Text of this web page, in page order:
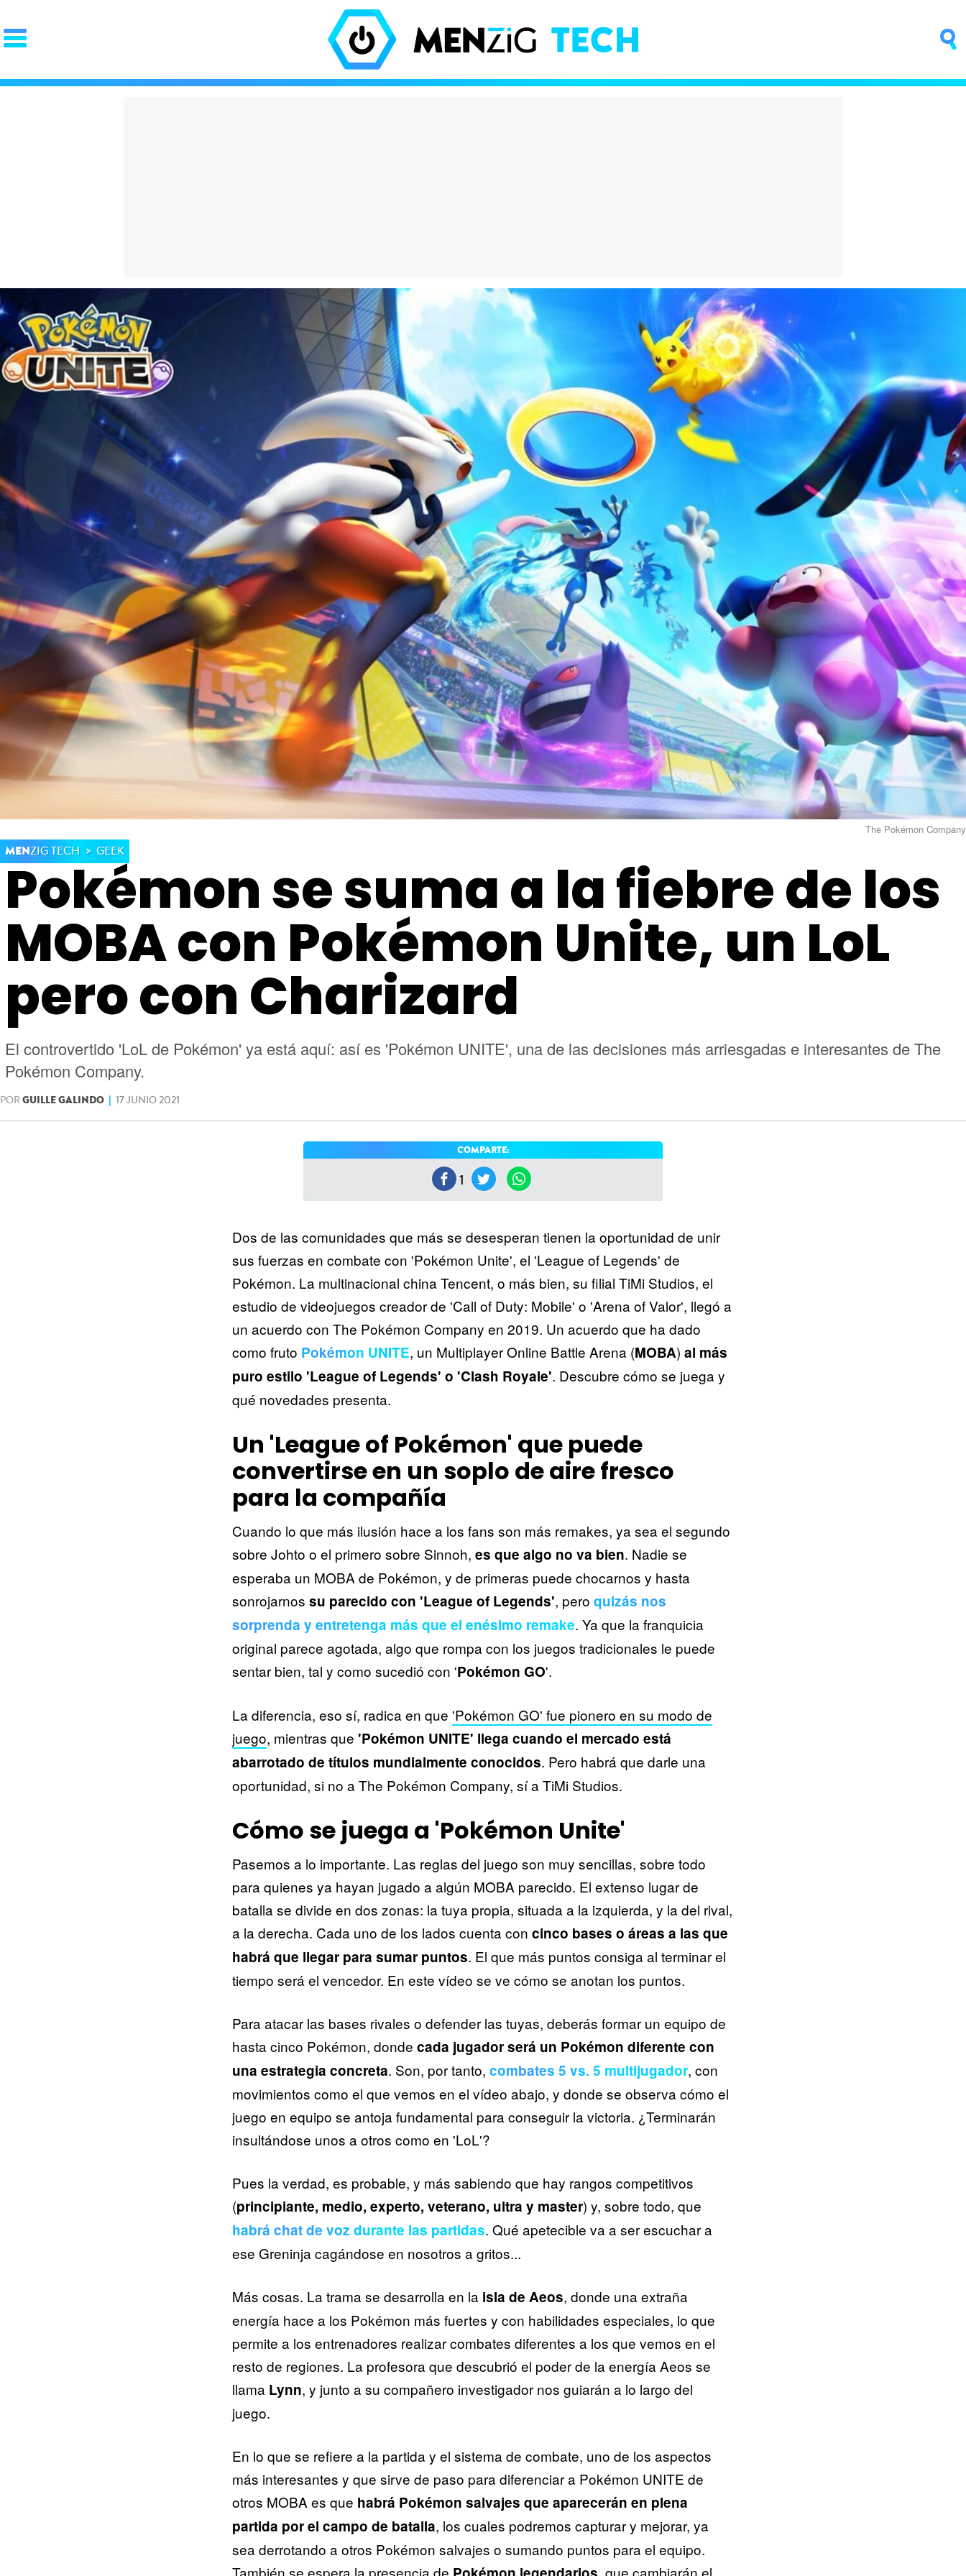
SALUD DIETAS
CROSSFIT
ENTRENAMIENTO
LESIONES
TECH
MÓVILES FOTO
NEGOCIOS
CIENCIA
HARDWARE GEEK
The Pokémon Company
MENZIG TECH GEEK
Pokémon se suma a la fiebre de los
MOBA con Pokémon Unite, un LoL
pero con Charizard
El controvertido 'LoL de Pokémon' ya está aquí: así es 'Pokémon UNITE', una de las decisiones más arriesgadas e interesantes de The
Pokémon Company.
POR GUILLE GALINDO | 17 JUNIO 2021
COMPARTE:
1
Dos de las comunidades que más se desesperan tienen la oportunidad de unir
sus fuerzas en combate con 'Pokémon Unite', el 'League of Legends' de
Pokémon. La multinacional china Tencent, o más bien, su filial TiMi Studios, el
estudio de videojuegos creador de 'Call of Duty: Mobile' o 'Arena of Valor', llegó a
un acuerdo con The Pokémon Company en 2019. Un acuerdo que ha dado
como fruto Pokémon UNITE, un Multiplayer Online Battle Arena (MOBA) al más
puro estilo 'League of Legends' o 'Clash Royale'. Descubre cómo se juega y
qué novedades presenta.
Un 'League of Pokémon' que puede
convertirse en un soplo de aire fresco
para la compañía
Cuando lo que más ilusión hace a los fans son más remakes, ya sea el segundo
sobre Johto o el primero sobre Sinnoh, es que algo no va bien. Nadie se
esperaba un MOBA de Pokémon, y de primeras puede chocarnos y hasta
sonrojarnos su parecido con 'League of Legends', pero quizás nos
sorprenda y entretenga más que el enésimo remake. Ya que la franquicia
original parece agotada, algo que rompa con los juegos tradicionales le puede
sentar bien, tal y como sucedió con 'Pokémon GO'.
La diferencia, eso sí, radica en que 'Pokémon GO' fue pionero en su modo de
juego, mientras que 'Pokémon UNITE' llega cuando el mercado está
abarrotado de títulos mundialmente conocidos. Pero habrá que darle una
oportunidad, si no a The Pokémon Company, sí a TiMi Studios.
Cómo se juega a 'Pokémon Unite'
Pasemos a lo importante. Las reglas del juego son muy sencillas, sobre todo
para quienes ya hayan jugado a algún MOBA parecido. El extenso lugar de
batalla se divide en dos zonas: la tuya propia, situada a la izquierda, y la del rival,
a la derecha. Cada uno de los lados cuenta con cinco bases o áreas a las que
habrá que llegar para sumar puntos. El que más puntos consiga al terminar el
tiempo será el vencedor. En este vídeo se ve cómo se anotan los puntos.
Para atacar las bases rivales o defender las tuyas, deberás formar un equipo de
hasta cinco Pokémon, donde cada jugador será un Pokémon diferente con
una estrategia concreta. Son, por tanto, combates 5 vs. 5 multijugador, con
movimientos como el que vemos en el vídeo abajo, y donde se observa cómo el
juego en equipo se antoja fundamental para conseguir la victoria. ¿Terminarán
insultándose unos a otros como en 'LoL'?
Pues la verdad, es probable, y más sabiendo que hay rangos competitivos
(principiante, medio, experto, veterano, ultra y master) y, sobre todo, que
habrá chat de voz durante las partidas. Qué apetecible va a ser escuchar a
ese Greninja cagándose en nosotros a gritos...
Más cosas. La trama se desarrolla en la isla de Aeos, donde una extraña
energía hace a los Pokémon más fuertes y con habilidades especiales, lo que
permite a los entrenadores realizar combates diferentes a los que vemos en el
resto de regiones. La profesora que descubrió el poder de la energía Aeos se
llama Lynn, y junto a su compañero investigador nos guiarán a lo largo del
juego.
En lo que se refiere a la partida y el sistema de combate, uno de los aspectos
más interesantes y que sirve de paso para diferenciar a Pokémon UNITE de
otros MOBA es que habrá Pokémon salvajes que aparecerán en plena
partida por el campo de batalla, los cuales podremos capturar y mejorar, ya
sea derrotando a otros Pokémon salvajes o sumando puntos para el equipo.
También se espera la presencia de
, que cambiarán el